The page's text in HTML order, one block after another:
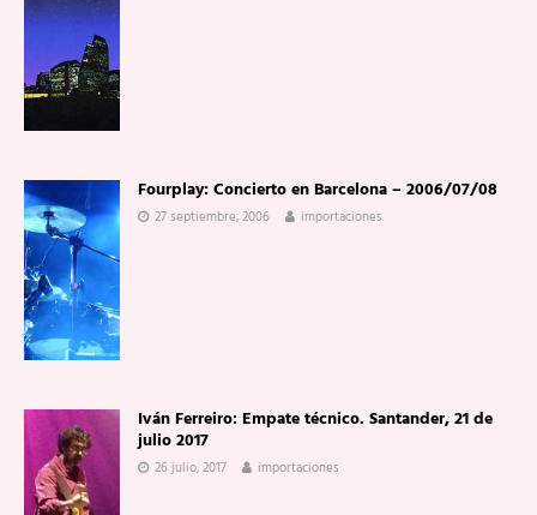
Fourplay: Concierto en Barcelona – 2006/07/08
27 septiembre, 2006 importaciones
Iván Ferreiro: Empate técnico. Santander, 21 de
julio 2017
26 julio, 2017 importaciones